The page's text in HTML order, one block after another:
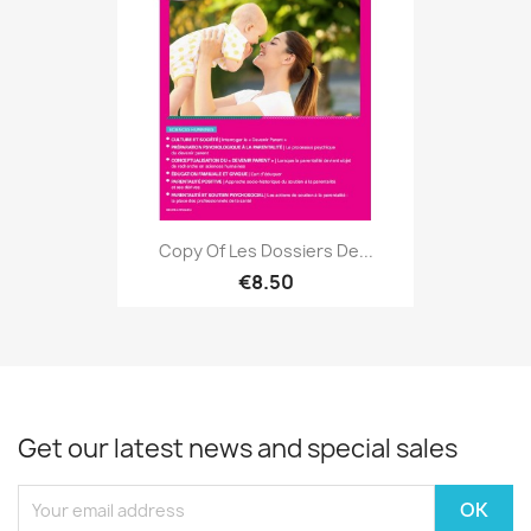
Copy Of Les Dossiers De...
€8.50
Get our latest news and special sales